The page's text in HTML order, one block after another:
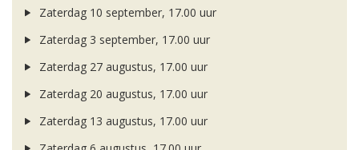
Zaterdag 10 september, 17.00 uur
Zaterdag 3 september, 17.00 uur
Zaterdag 27 augustus, 17.00 uur
Zaterdag 20 augustus, 17.00 uur
Zaterdag 13 augustus, 17.00 uur